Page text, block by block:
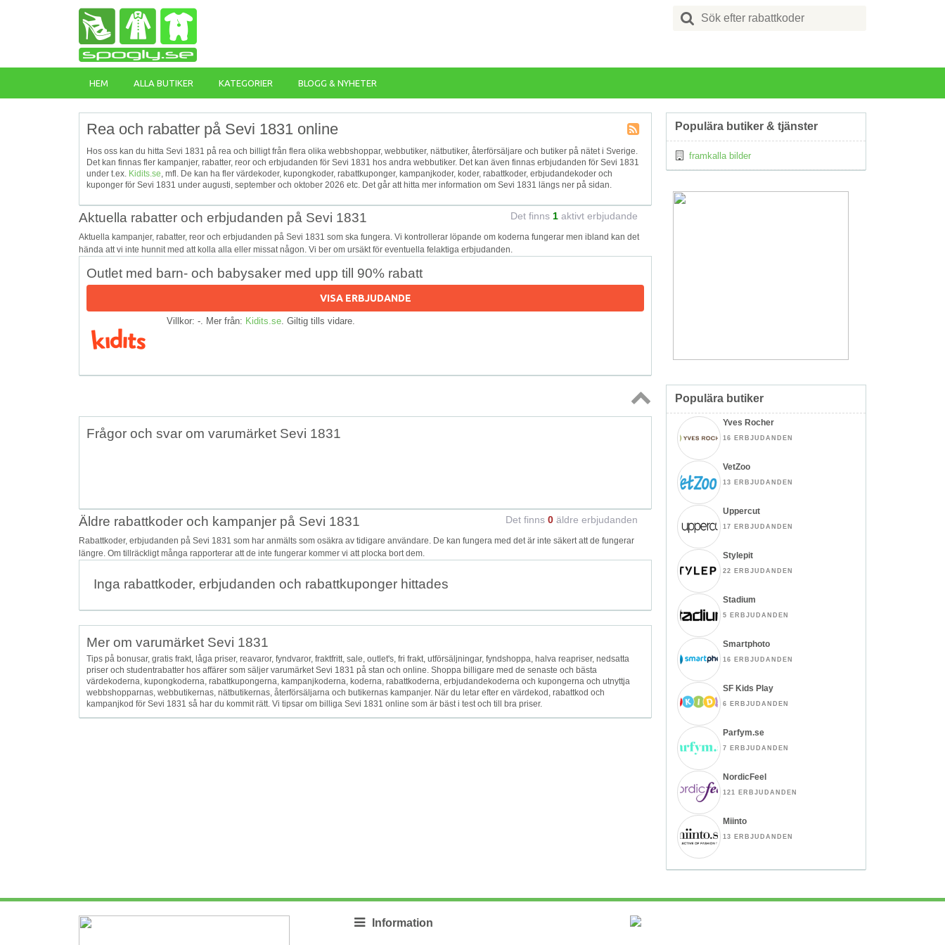
Search
for:
HEM ALLA BUTIKER KATEGORIER BLOGG & NYHETER
Tagg
Rea och rabatter på Sevi 1831 online
Hos oss kan du hitta Sevi 1831 på rea och billigt från flera olika webbshoppar, webbutiker, nätbutiker, återförsäljare och butiker på nätet i Sverige.
Det kan finnas fler kampanjer, rabatter, reor och erbjudanden för Sevi 1831 hos andra webbutiker. Det kan även finnas erbjudanden för Sevi 1831
under t.ex. Kidits.se, mfl. De kan ha fler värdekoder, kupongkoder, rabattkuponger, kampanjkoder, koder, rabattkoder, erbjudandekoder och
kuponger för Sevi 1831 under augusti, september och oktober 2026 etc. Det går att hitta mer information om Sevi 1831 längs ner på sidan.
Aktuella rabatter och erbjudanden på Sevi 1831 Det finns 1 aktivt erbjudande
Aktuella kampanjer, rabatter, reor och erbjudanden på Sevi 1831 som ska fungera. Vi kontrollerar löpande om koderna fungerar men ibland kan det
hända att vi inte hunnit med att kolla alla eller missat någon. Vi ber om ursäkt för eventuella felaktiga erbjudanden.
Outlet med barn- och babysaker med upp till 90% rabatt
VISA ERBJUDANDE
Villkor: -. Mer från: Kidits.se . Giltig tills vidare.
Topp
Frågor och svar om varumärket Sevi 1831
Äldre rabattkoder och kampanjer på Sevi 1831 Det finns 0 äldre erbjudanden
Rabattkoder, erbjudanden på Sevi 1831 som har anmälts som osäkra av tidigare användare. De kan fungera med det är inte säkert att de fungerar
längre. Om tillräckligt många rapporterar att de inte fungerar kommer vi att plocka bort dem.
Inga rabattkoder, erbjudanden och rabattkuponger hittades
Mer om varumärket Sevi 1831
Tips på bonusar, gratis frakt, låga priser, reavaror, fyndvaror, fraktfritt, sale, outlet's, fri frakt, utförsäljningar, fyndshoppa, halva reapriser, nedsatta
priser och studentrabatter hos affärer som säljer varumärket Sevi 1831 på stan och online. Shoppa billigare med de senaste och bästa
värdekoderna, kupongkoderna, rabattkupongerna, kampanjkoderna, koderna, rabattkoderna, erbjudandekoderna och kupongerna och utnyttja
webbshopparnas, webbutikernas, nätbutikernas, återförsäljarna och butikernas kampanjer. När du letar efter en värdekod, rabattkod och
kampanjkod för Sevi 1831 så har du kommit rätt. Vi tipsar om billiga Sevi 1831 online som är bäst i test och till bra priser.
Populära butiker & tjänster
framkalla bilder
Populära butiker
Yves Rocher
16 ERBJUDANDEN
VetZoo
13 ERBJUDANDEN
Uppercut
17 ERBJUDANDEN
Stylepit
22 ERBJUDANDEN
Stadium
5 ERBJUDANDEN
Smartphoto
16 ERBJUDANDEN
SF Kids Play
6 ERBJUDANDEN
Parfym.se
7 ERBJUDANDEN
NordicFeel
121 ERBJUDANDEN
Miinto
13 ERBJUDANDEN
Information